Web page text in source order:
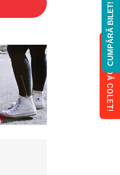
COMANDĂ COLET!
CUMPĂRĂ BILET!